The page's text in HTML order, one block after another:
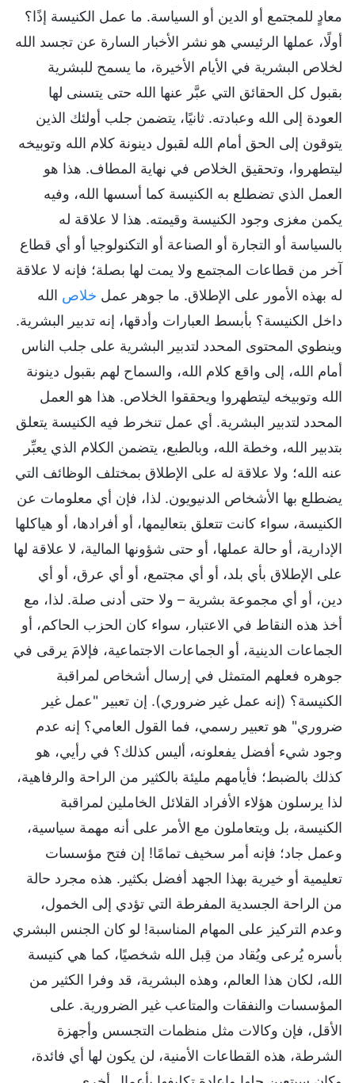
معادٍ للمجتمع أو الدين أو السياسة. ما عمل الكنيسة إذًا؟
أولًا، عملها الرئيسي هو نشر الأخبار السارة عن تجسد الله
لخلاص البشرية في الأيام الأخيرة، ما يسمح للبشرية
بقبول كل الحقائق التي عبَّر عنها الله حتى يتسنى لها
العودة إلى الله وعبادته. ثانيًا، يتضمن جلب أولئك الذين
يتوقون إلى الحق أمام الله لقبول دينونة كلام الله وتوبيخه
ليتطهروا، وتحقيق الخلاص في نهاية المطاف. هذا هو
العمل الذي تضطلع به الكنيسة كما أسسها الله، وفيه
يكمن مغزى وجود الكنيسة وقيمته. هذا لا علاقة له
بالسياسة أو التجارة أو الصناعة أو التكنولوجيا أو أي قطاع
آخر من قطاعات المجتمع ولا يمت لها بصلة؛ فإنه لا علاقة
له بهذه الأمور على الإطلاق. ما جوهر عمل خلاص الله
داخل الكنيسة؟ بأبسط العبارات وأدقها، إنه تدبير البشرية.
وينطوي المحتوى المحدد لتدبير البشرية على جلب الناس
أمام الله، إلى واقع كلام الله، والسماح لهم بقبول دينونة
الله وتوبيخه ليتطهروا ويحققوا الخلاص. هذا هو العمل
المحدد لتدبير البشرية. أي عمل تنخرط فيه الكنيسة يتعلق
بتدبير الله، وخطة الله، وبالطبع، يتضمن الكلام الذي يعبِّر
عنه الله؛ ولا علاقة له على الإطلاق بمختلف الوظائف التي
يضطلع بها الأشخاص الدنيويون. لذا، فإن أي معلومات عن
الكنيسة، سواء كانت تتعلق بتعاليمها، أو أفرادها، أو هياكلها
الإدارية، أو حالة عملها، أو حتى شؤونها المالية، لا علاقة لها
على الإطلاق بأي بلد، أو أي مجتمع، أو أي عرق، أو أي
دين، أو أي مجموعة بشرية – ولا حتى أدنى صلة. لذا، مع
أخذ هذه النقاط في الاعتبار، سواء كان الحزب الحاكم، أو
الجماعات الدينية، أو الجماعات الاجتماعية، فإلامَ يرقى في
جوهره فعلهم المتمثل في إرسال أشخاص لمراقبة
الكنيسة؟ (إنه عمل غير ضروري). إن تعبير "عمل غير
ضروري" هو تعبير رسمي، فما القول العامي؟ إنه عدم
وجود شيء أفضل يفعلونه، أليس كذلك؟ في رأيي، هو
كذلك بالضبط؛ فأيامهم مليئة بالكثير من الراحة والرفاهية،
لذا يرسلون هؤلاء الأفراد القلائل الخاملين لمراقبة
الكنيسة، بل ويتعاملون مع الأمر على أنه مهمة سياسية،
وعمل جاد؛ فإنه أمر سخيف تمامًا! إن فتح مؤسسات
تعليمية أو خيرية بهذا الجهد أفضل بكثير. هذه مجرد حالة
من الراحة الجسدية المفرطة التي تؤدي إلى الخمول،
وعدم التركيز على المهام المناسبة! لو كان الجنس البشري
بأسره يُرعى ويُقاد من قِبل الله شخصيًا، كما هي كنيسة
الله، لكان هذا العالم، وهذه البشرية، قد وفرا الكثير من
المؤسسات والنفقات والمتاعب غير الضرورية. على
الأقل، فإن وكالات مثل منظمات التجسس وأجهزة
الشرطة، هذه القطاعات الأمنية، لن يكون لها أي فائدة،